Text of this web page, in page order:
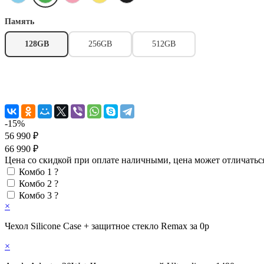
Память
128GB 256GB 512GB
-15%
56 990 ₽
66 990 ₽
Цена со скидкой при оплате наличными, цена может
Комбо 1 ?
Комбо 2 ?
Комбо 3 ?
×
Чехол Silicone Case + защитное стекло Remax за 0р
×